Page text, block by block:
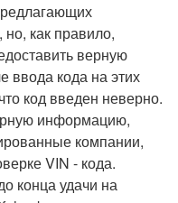
как правило,
верную
ввода кода на этих
код введен неверно.
информацию,
компании,
VIN - кода.
конца удачи на